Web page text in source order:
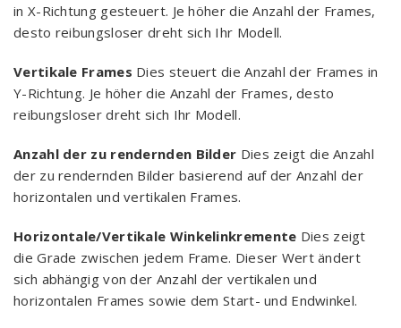
in X-Richtung gesteuert. Je höher die Anzahl der Frames,
desto reibungsloser dreht sich Ihr Modell.
Vertikale Frames Dies steuert die Anzahl der Frames in
Y-Richtung. Je höher die Anzahl der Frames, desto
reibungsloser dreht sich Ihr Modell.
Anzahl der zu rendernden Bilder Dies zeigt die Anzahl
der zu rendernden Bilder basierend auf der Anzahl der
horizontalen und vertikalen Frames.
Horizontale/Vertikale Winkelinkremente Dies zeigt
die Grade zwischen jedem Frame. Dieser Wert ändert
sich abhängig von der Anzahl der vertikalen und
horizontalen Frames sowie dem Start- und Endwinkel.